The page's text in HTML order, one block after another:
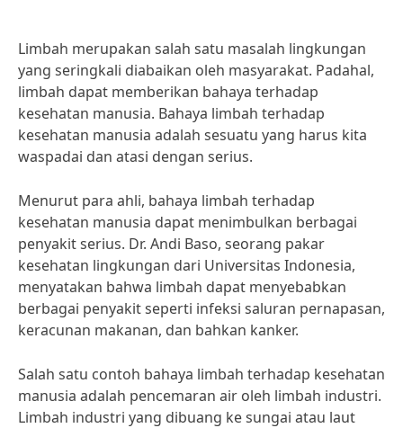
Limbah merupakan salah satu masalah lingkungan
yang seringkali diabaikan oleh masyarakat. Padahal,
limbah dapat memberikan bahaya terhadap
kesehatan manusia. Bahaya limbah terhadap
kesehatan manusia adalah sesuatu yang harus kita
waspadai dan atasi dengan serius.
Menurut para ahli, bahaya limbah terhadap
kesehatan manusia dapat menimbulkan berbagai
penyakit serius. Dr. Andi Baso, seorang pakar
kesehatan lingkungan dari Universitas Indonesia,
menyatakan bahwa limbah dapat menyebabkan
berbagai penyakit seperti infeksi saluran pernapasan,
keracunan makanan, dan bahkan kanker.
Salah satu contoh bahaya limbah terhadap kesehatan
manusia adalah pencemaran air oleh limbah industri.
Limbah industri yang dibuang ke sungai atau laut